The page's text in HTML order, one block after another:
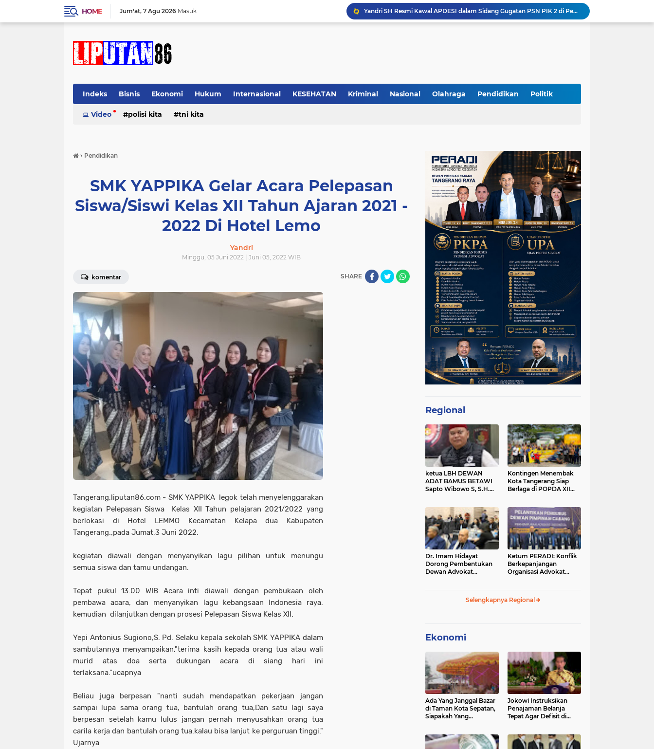
HOME Jum'at 7 Agu 2026 Masuk
Yandri SH Resmi Kawal APDESI dalam Sidang Gugatan PSN PIK 2 di Pengadilan Negeri Jakarta Pusat
PT. GOLDEN TRI BANAYA Tegaskan Komitmen Menjadi Perusahaan Outsourcing Terpercaya untuk Dunia Industri dan Bisnis Nasional
Sidang PSN PIK 2 Memanas, Yandri SH Tampil sebagai Kuasa Hukum APDESI di PN Jakarta Pusat
Indeks Bisnis Ekonomi Hukum Internasional KESEHATAN Kriminal Nasional Olahraga Pendidikan Politik
Video polisi kita tni kita
› Pendidikan
SMK YAPPIKA Gelar Acara Pelepasan
Siswa/Siswi Kelas XII Tahun Ajaran 2021 -
2022 Di Hotel Lemo
Yandri
Minggu, 05 Juni 2022 | Juni 05, 2022 WIB
komentar SHARE
Tangerang,liputan86.com - SMK YAPPIKA legok telah menyelenggarakan
kegiatan Pelepasan Siswa Kelas XII Tahun pelajaran 2021/2022 yang
berlokasi di Hotel LEMMO Kecamatan Kelapa dua Kabupaten
Tangerang.,pada Jumat,3 Juni 2022.
kegiatan diawali dengan menyanyikan lagu pilihan untuk menungu
semua siswa dan tamu undangan.
Tepat pukul 13.00 WIB Acara inti diawali dengan pembukaan oleh
pembawa acara, dan menyanyikan lagu kebangsaan Indonesia raya.
kemudian dilanjutkan dengan prosesi Pelepasan Siswa Kelas XII.
Yepi Antonius Sugiono,S. Pd. Selaku kepala sekolah SMK YAPPIKA dalam
sambutannya menyampaikan,"terima kasih kepada orang tua atau wali
murid atas doa serta dukungan acara di siang hari ini
terlaksana."ucapnya
Beliau juga berpesan "nanti sudah mendapatkan pekerjaan jangan
sampai lupa sama orang tua, bantulah orang tua,Dan satu lagi saya
berpesan setelah kamu lulus jangan pernah menyusahkan orang tua
carila kerja dan bantulah orang tua.kalau bisa lanjut ke perguruan tinggi."
Ujarnya
Regional
ketua LBH DEWAN
ADAT BAMUS BETAWI
Sapto Wibowo S, S.H.
Statement di Media
Kontingen Menembak
Kota Tangerang Siap
Berlaga di POPDA XII
Dr. Imam Hidayat
Dorong Pembentukan
Dewan Advokat
Ketum PERADI: Konflik
Berkepanjangan
Organisasi Advokat
Selengkapnya Regional
Ekonomi
Ada Yang Janggal Bazar
di Taman Kota Sepatan,
Siapakah Yang
Jokowi Instruksikan
Penajaman Belanja
Tepat Agar Defisit di